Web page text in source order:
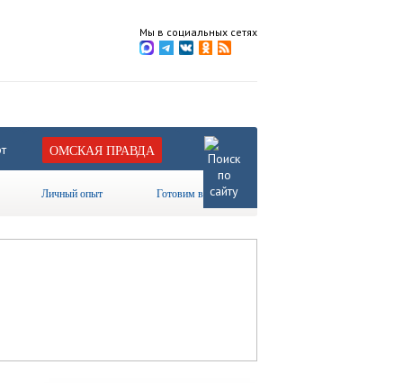
Мы в социальных сетях
ОМСКАЯ ПРАВДА
Личный опыт Готовим вместе